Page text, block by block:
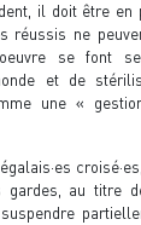
il doit être
réussis ne
se font
et de
une «
au titre